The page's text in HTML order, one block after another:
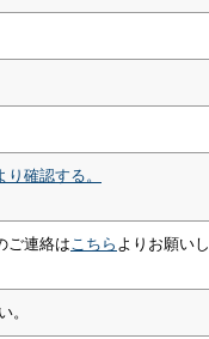
確認する。
ご連絡は こちら よりお願いし
。